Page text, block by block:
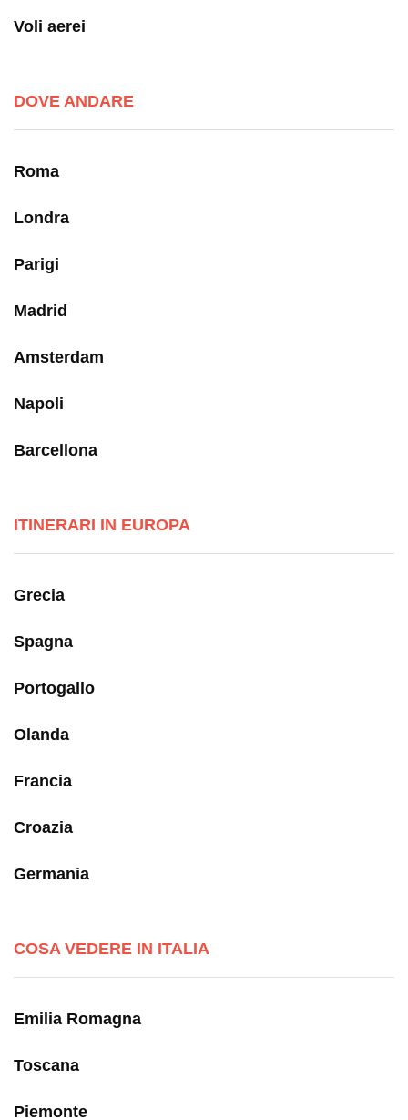
Voli aerei
DOVE ANDARE
Roma
Londra
Parigi
Madrid
Amsterdam
Napoli
Barcellona
ITINERARI IN EUROPA
Grecia
Spagna
Portogallo
Olanda
Francia
Croazia
Germania
COSA VEDERE IN ITALIA
Emilia Romagna
Toscana
Piemonte